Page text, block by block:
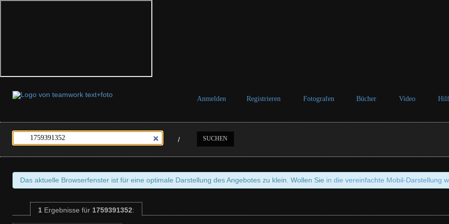
Anmelden Registrieren Fotografen Bücher Video
/ SUCHEN
Das aktuelle Browserfenster ist für eine optimale Darstellung des Angebotes zu klein. Wollen Sie in die vereinfachte Mobil-Darstellung
1 Ergebnisse für 1759391352: